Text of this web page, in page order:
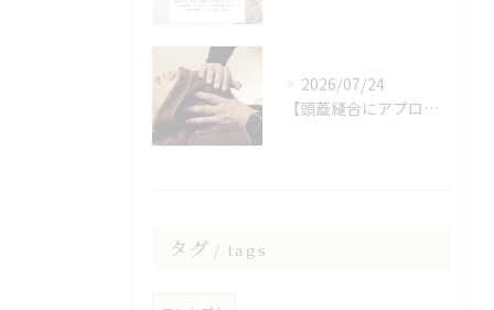
2026/07/24
【頭蓋縫合にアプローチしたヘッドスパ】
タグ tags